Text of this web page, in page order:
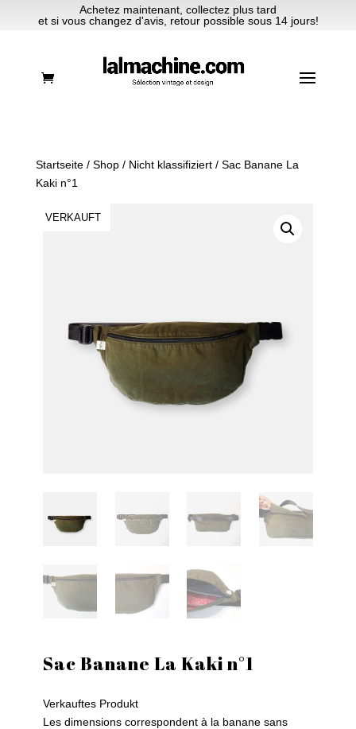
Achetez maintenant, collectez plus tard
et si vous changez d'avis, retour possible sous 14 jours!
Startseite/ Shop/ Nicht klassifiziert/ Sac Banane La
Kaki n°1
VERKAUFT
Sac Banane La Kaki n°1
Verkauftes Produkt
Les dimensions correspondent à la banane sans